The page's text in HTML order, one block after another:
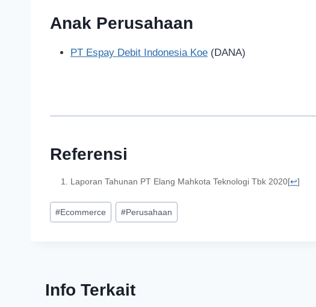
Anak Perusahaan
PT Espay Debit Indonesia Koe (DANA)
Referensi
Laporan Tahunan PT Elang Mahkota Teknologi Tbk 2020[↩]
#Ecommerce #Perusahaan
Info Terkait